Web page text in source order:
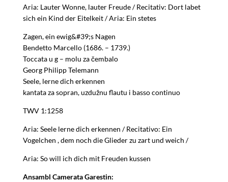
Aria: Lauter Wonne, lauter Freude / Recitativ: Dort labet
sich ein Kind der Eitelkeit / Aria: Ein stetes
Zagen, ein ewig&#39;s Nagen
Bendetto Marcello (1686. – 1739.)
Toccata u g – molu za čembalo
Georg Philipp Telemann
Seele, lerne dich erkennen
kantata za sopran, uzdužnu flautu i basso continuo
TWV 1:1258
Aria: Seele lerne dich erkennen / Recitativo: Ein
Vogelchen , dem noch die Glieder zu zart und weich /
Aria: So will ich dich mit Freuden kussen
Ansambl Camerata Garestin: